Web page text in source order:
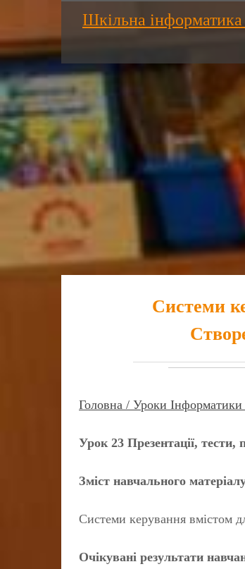
Шкільна
Системи
Головна / Уроки Інформатики
Урок 23 Презентації,
Зміст навчального
Системи керування вмістом
Очікувані результати